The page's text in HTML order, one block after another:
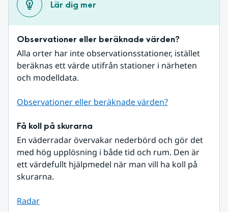
Lär dig mer
Observationer eller beräknade värden?
Alla orter har inte observationsstationer, istället
beräknas ett värde utifrån stationer i närheten
och modelldata.
Observationer eller beräknade värden?
Få koll på skurarna
En väderradar övervakar nederbörd och gör det
med hög upplösning i både tid och rum. Den är
ett värdefullt hjälpmedel när man vill ha koll på
skurarna.
Radar